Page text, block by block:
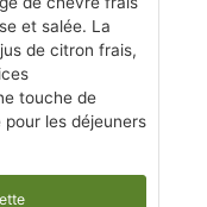
et salée. La
de citron frais,
touche de
les déjeuners